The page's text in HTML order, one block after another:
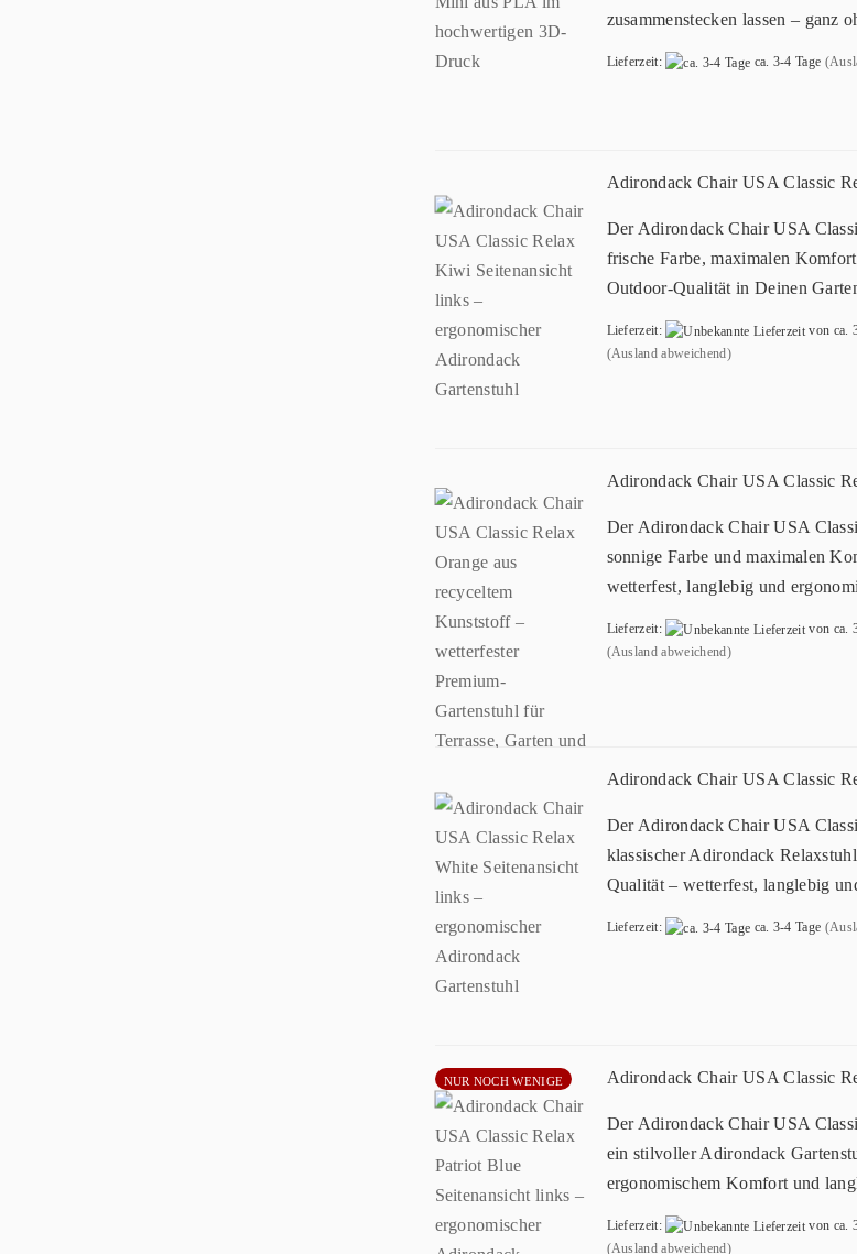
zusammenstecken lassen – ganz
Lieferzeit: ca. 3-4 Tage
Adirondack Chair USA Classic
Der Adirondack Chair USA
frische Farbe, maximalen
Outdoor-Qualität in Deinen
Lieferzeit:
von ca.
(Ausland abweichend)
Adirondack Chair USA Classic
Der Adirondack Chair USA
sonnige Farbe und maximalen
wetterfest, langlebig und
Lieferzeit:
von ca.
(Ausland abweichend)
Adirondack Chair USA Classic
Der Adirondack Chair USA
klassischer Adirondack
Qualität – wetterfest, langlebig
Lieferzeit: ca. 3-4 Tage
NUR NOCH WENIGE Adirondack Chair USA Classic
Der Adirondack Chair USA
ein stilvoller Adirondack
ergonomischem Komfort und
Lieferzeit:
von ca.
(Ausland abweichend)